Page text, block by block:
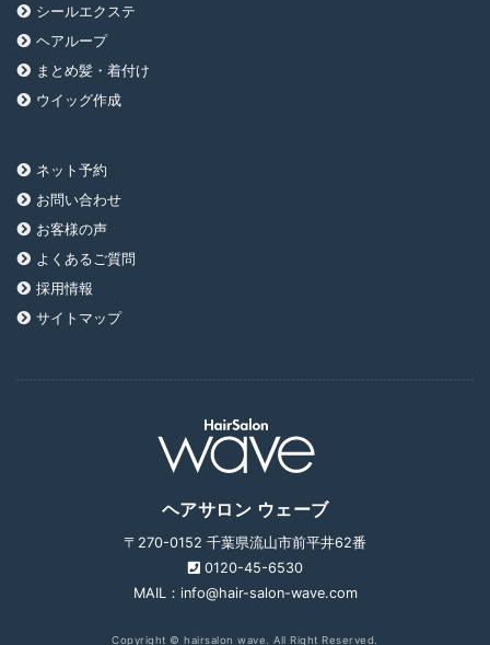
シールエクステ
ヘアループ
まとめ髪・着付け
ウイッグ作成
ネット予約
お問い合わせ
お客様の声
よくあるご質問
採用情報
サイトマップ
ヘアサロン ウェーブ
〒270-0152 千葉県流山市前平井62番
0120-45-6530
MAIL：info@hair-salon-wave.com
Copyright © hairsalon wave. All Right Reserved.